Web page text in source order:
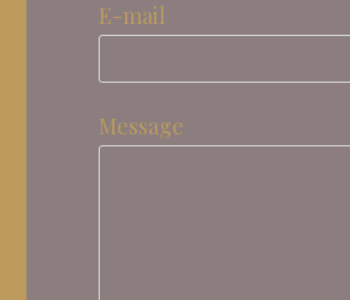
E-mail
Message